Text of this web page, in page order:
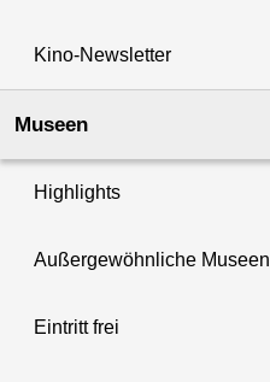
Kino-Newsletter
Museen
Highlights
Außergewöhnliche Museen
Eintritt frei